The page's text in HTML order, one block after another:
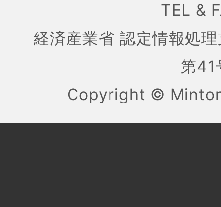
TEL &
経済産業省 認定情報処
第
Copyright ©